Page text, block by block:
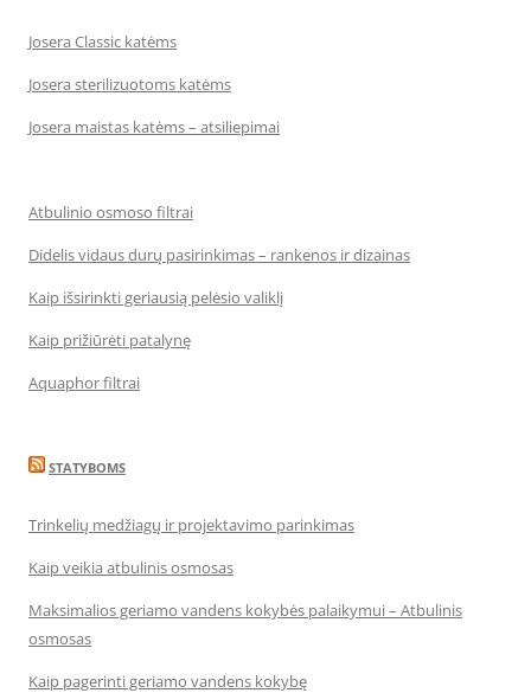
Josera Classic katėms
Josera sterilizuotoms katėms
Josera maistas katėms – atsiliepimai
Atbulinio osmoso filtrai
Didelis vidaus durų pasirinkimas – rankenos ir dizainas
Kaip išsirinkti geriausią pelėsio valiklį
Kaip prižiūrėti patalynę
Aquaphor filtrai
STATYBOMS
Trinkelių medžiagų ir projektavimo parinkimas
Kaip veikia atbulinis osmosas
Maksimalios geriamo vandens kokybės palaikymui – Atbulinis
osmosas
Kaip pagerinti geriamo vandens kokybę